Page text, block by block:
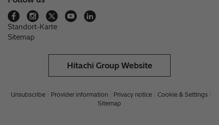
Standort-Karte
Sitemap
Hitachi Group Website
Unsubscribe Provider information Privacy notice
Cookie & Settings
Sitemap